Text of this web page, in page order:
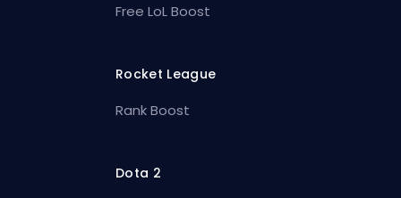
Free LoL Boost
Rocket League
Rank Boost
Dota 2